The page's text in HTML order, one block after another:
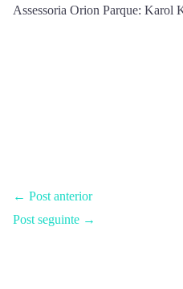
Assessoria Orion Parque: Karol
← Post anterior
Post seguinte →